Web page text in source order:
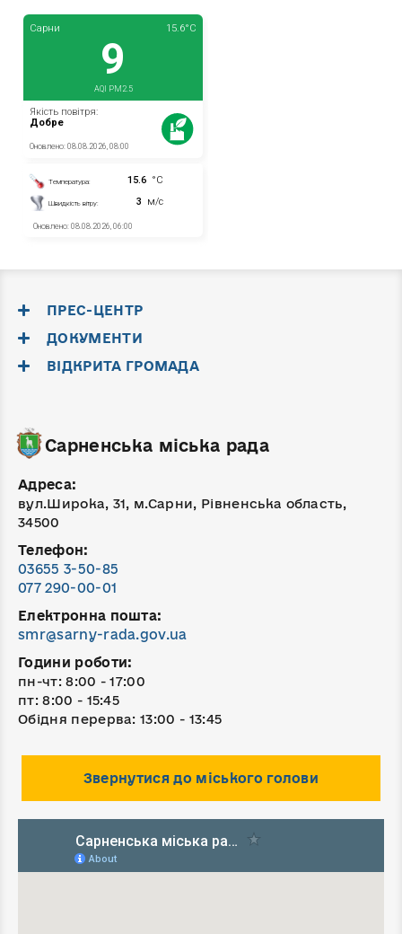
ПРЕС-ЦЕНТР
ДОКУМЕНТИ
ВІДКРИТА ГРОМАДА
Сарненська міська рада
Адреса:
вул.Широка, 31, м.Сарни, Рівненська область,
34500
Телефон:
03655 3-50-85
077 290-00-01
Електронна пошта:
smr@sarny-rada.gov.ua
Години роботи:
пн-чт: 8:00 - 17:00
пт: 8:00 - 15:45
Обідня перерва: 13:00 - 13:45
Звернутися до міського голови